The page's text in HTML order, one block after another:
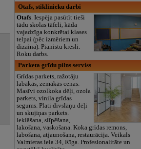
Otafs, stiklinieku darbi
Otafs. Iespēja pasūtīt tieši
tādu skolas tāfeli, kāda
vajadzīga konkrētai klases
telpai (pēc izmēriem un
dizaina). Pianistu krēsli.
Roku darbs.
Parketa grīdu pilns serviss
Grīdas parkets, ražotāju
labākās, zemākās cenas.
Masīvi ozolkoka dēļi, ozola
parkets, vinila grīdas
segums. Plati divslāņu dēļi
un skujiņas parkets.
Ieklāšana, slīpēšana,
lakošana, vaskošana. Koka grīdas remons,
labošana, atjaunošana, restaurācija. Veikals
Valmieras iela 34, Rīga. Profesionalitāte un